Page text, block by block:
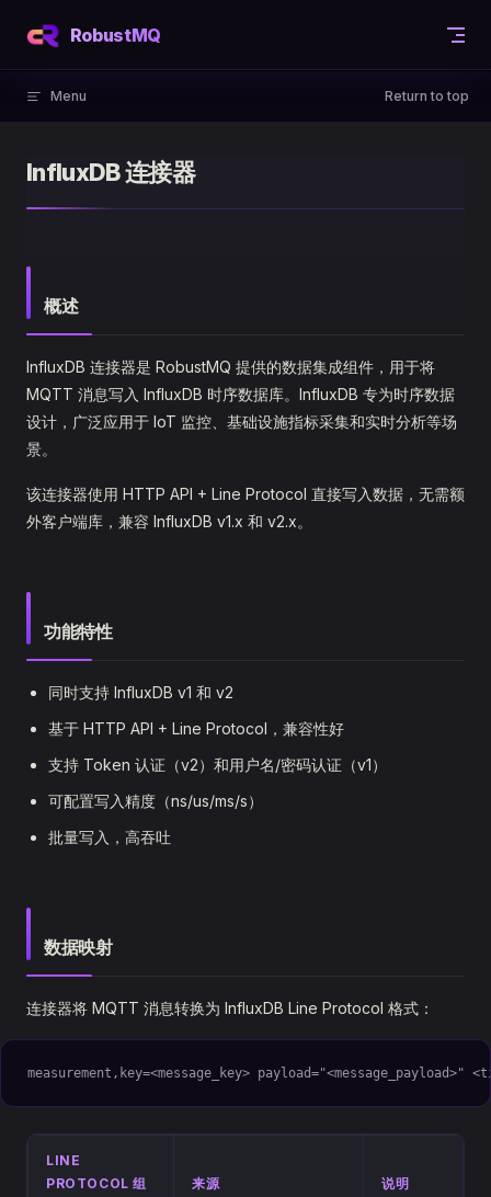
Skip to content
RobustMQ
Menu Return to top
InfluxDB 连接器
概述
InfluxDB 连接器是 RobustMQ 提供的数据集成组件，用于将
MQTT 消息写入 InfluxDB 时序数据库。InfluxDB 专为时序数据
设计，广泛应用于 IoT 监控、基础设施指标采集和实时分析等场
景。
该连接器使用 HTTP API + Line Protocol 直接写入数据，无需额
外客户端库，兼容 InfluxDB v1.x 和 v2.x。
功能特性
同时支持 InfluxDB v1 和 v2
基于 HTTP API + Line Protocol，兼容性好
支持 Token 认证（v2）和用户名/密码认证（v1）
可配置写入精度（ns/us/ms/s）
批量写入，高吞吐
数据映射
连接器将 MQTT 消息转换为 InfluxDB Line Protocol 格式：
measurement,key=<message_key> payload="<message_payload>"
LINE
PROTOCOL 组
来源 说明